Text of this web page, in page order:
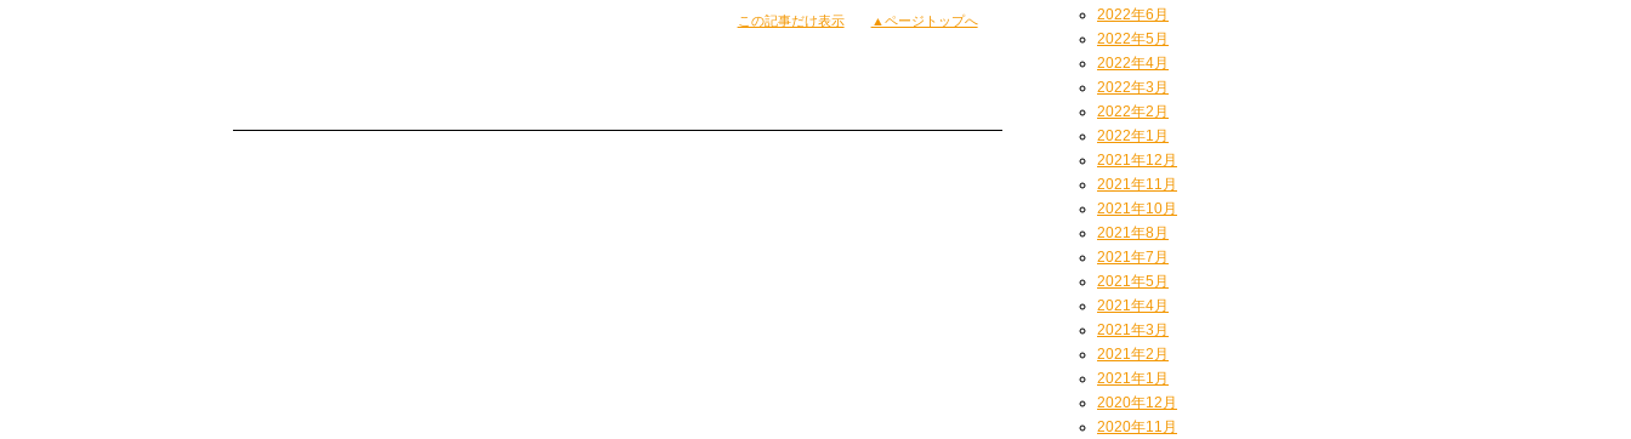
この記事だけ表示 ▲ページトップへ
2022年6月
2022年5月
2022年4月
2022年3月
2022年2月
2022年1月
2021年12月
2021年11月
2021年10月
2021年8月
2021年7月
2021年5月
2021年4月
2021年3月
2021年2月
2021年1月
2020年12月
2020年11月